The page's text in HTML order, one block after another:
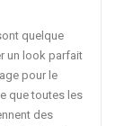
quelque
un look parfait
pour le
que toutes les
des